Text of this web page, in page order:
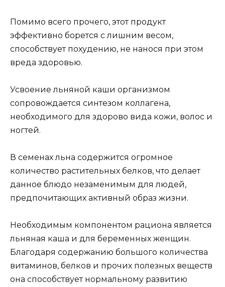
Помимо всего прочего, этот продукт
эффективно борется с лишним весом,
способствует похудению, не нанося при этом
вреда здоровью.
Усвоение льняной каши организмом
сопровождается синтезом коллагена,
необходимого для здорово вида кожи, волос и
ногтей.
В семенах льна содержится огромное
количество растительных белков, что делает
данное блюдо незаменимым для людей,
предпочитающих активный образ жизни.
Необходимым компонентом рациона является
льняная каша и для беременных женщин.
Благодаря содержанию большого количества
витаминов, белков и прочих полезных веществ
она способствует нормальному развитию